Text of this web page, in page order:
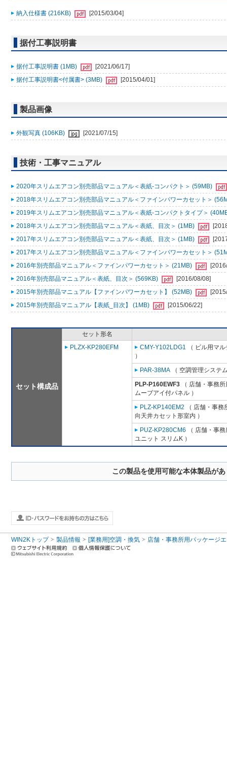
納入仕様書 (216KB) [2015/03/04]
据付工事説明書
据付工事説明書 (1MB)
[2021/06/17]
据付工事説明書<付属書> (3MB)
[2015/04/01]
製品画像
外観写真 (106KB) [2021/07/15]
技術・工事マニュアル
2020年スリムエアコン別売部品マニュアル＜表紙-コンパクト＞ (59MB)
2018年スリムエアコン別売部品マニュアル＜ファインパワーカセット＞
2019年スリムエアコン別売部品マニュアル＜表紙-コンパクトタイプ＞
2018年スリムエアコン別売部品マニュアル＜表紙、目次＞ (1MB)
2017年スリムエアコン別売部品マニュアル＜表紙、目次＞ (1MB)
2017年スリムエアコン別売部品マニュアル＜ファインパワーカセット＞
2016年別売部品マニュアル＜ファインパワーカセット＞ (21MB)
2016年別売部品マニュアル＜表紙、目次＞ (569KB)
[2016/08/08]
2015年別売部品マニュアル【ファインパワーカセット】 (52MB)
2015年別売部品マニュアル【表紙_目次】 (1MB)
[2015/06/22]
セット構成品
セット形名
PLZX-KP280EFM
CMY-Y102LDG1 （ ビル用マ
）
PAR-38MA （ 空調管理システ
PLP-P160EWF3 （ 店舗・事務
ムーブアイ付パネル ）
PLZ-KP140EM2 （ 店舗・事
向天井カセット形室内 ）
PUZ-KP280CM6 （ 店舗・事
ユニット スリムK ）
この製品を使用可能な本体製品が
WIN2Kトップ 製品情報 [業務用]空調・換気 店舗・事務所用パッケージ